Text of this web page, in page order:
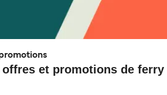
offres et promotions de ferry